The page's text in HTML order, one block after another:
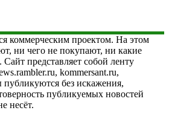
коммерческим проектом. На этом
ни чего не покупают, ни какие
представляет собой ленту
kommersant.ru,
без искажения,
публикуемых новостей
несёт.